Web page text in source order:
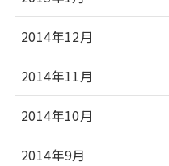
2014年12月
2014年11月
2014年10月
2014年9月